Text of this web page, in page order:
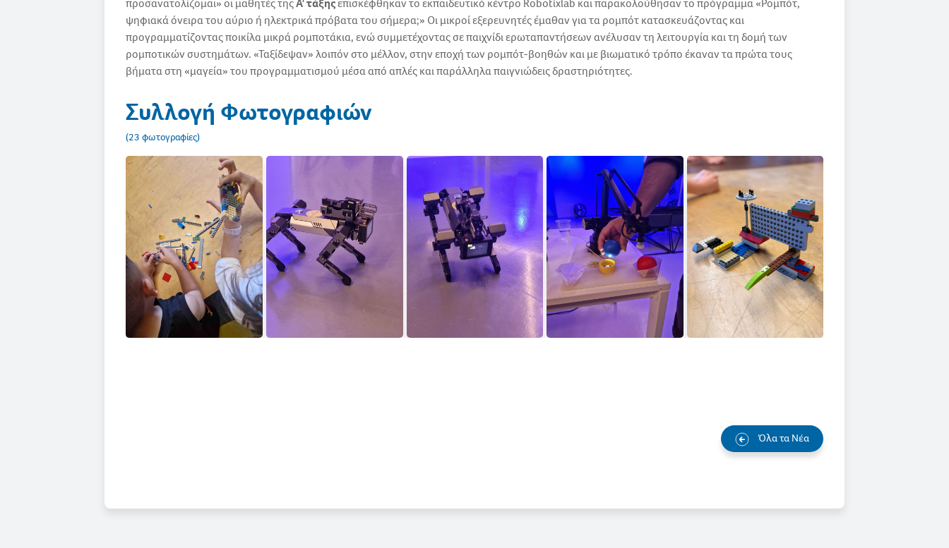
προσανατολίζομαι» οι μαθητές τηςΑ' τάξηςεπισκέφθηκαν το εκπαιδευτικό κέντρο Robotixlab και παρακολούθησαν το πρόγραμμα «Ρομπότ,
ψηφιακά όνειρα του αύριο ή ηλεκτρικά πρόβατα του σήμερα;» Οι μικροί εξερευνητές έμαθαν για τα ρομπότ κατασκευάζοντας και
προγραμματίζοντας ποικίλα μικρά ρομποτάκια, ενώ συμμετέχοντας σε παιχνίδι ερωταπαντήσεων ανέλυσαν τη λειτουργία και τη δομή των
ρομποτικών συστημάτων. «Ταξίδεψαν» λοιπόν στο μέλλον, στην εποχή των ρομπότ-βοηθών και με βιωματικό τρόπο έκαναν τα πρώτα τους
βήματα στη «μαγεία» του προγραμματισμού μέσα από απλές και παράλληλα παιγνιώδεις δραστηριότητες.
Συλλογή Φωτογραφιών
(23 φωτογραφίες)
Όλα τα Νέα